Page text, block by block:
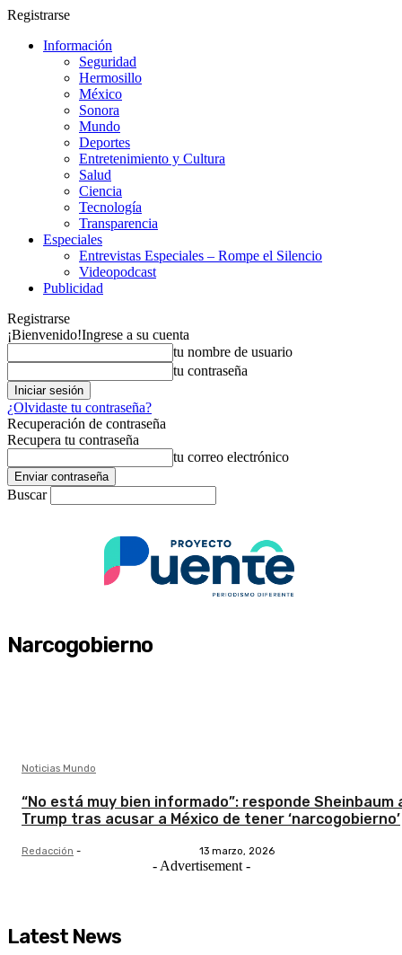
Registrarse
Información
Seguridad
Hermosillo
México
Sonora
Mundo
Deportes
Entretenimiento y Cultura
Salud
Ciencia
Tecnología
Transparencia
Especiales
Entrevistas Especiales – Rompe el Silencio
Videopodcast
Publicidad
Registrarse
¡Bienvenido!Ingrese a su cuenta
tu nombre de usuario
tu contraseña
¿Olvidaste tu contraseña?
Recuperación de contraseña
Recupera tu contraseña
tu correo electrónico
Buscar
Narcogobierno
Noticias Mundo
“No está muy bien informado”: responde Sheinbaum
Trump tras acusar a México de tener ‘narcogobierno’
Redacción - 13 marzo, 2026
- Advertisement -
Latest News